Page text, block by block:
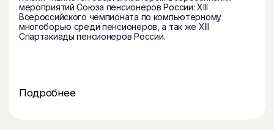
Программа для людей пожилого возраста,
включающая он-лайн лекции, экскурсии, встречи
с интересными людьми.
Подробнее